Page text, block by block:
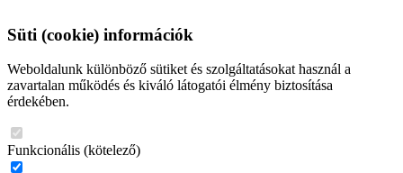
Süti (cookie) információk
Weboldalunk különböző sütiket és szolgáltatásokat használ a
zavartalan működés és kiváló látogatói élmény biztosítása
érdekében.
Funkcionális (kötelező)